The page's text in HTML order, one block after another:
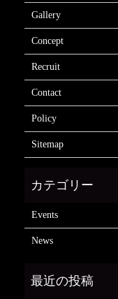
Gallery
Concept
Recruit
Contact
Policy
Sitemap
Events
News